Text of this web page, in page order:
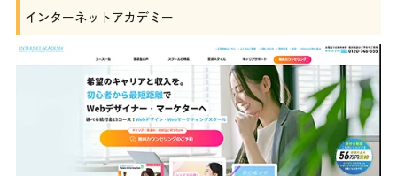
インターネットアカデミー